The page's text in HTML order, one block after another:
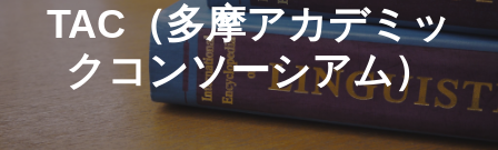
TAC （多摩アカデミッ
クコンソーシアム）